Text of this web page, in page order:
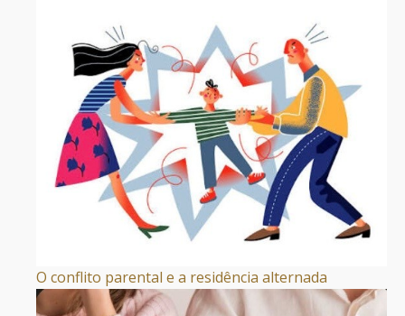
O conflito parental e a residência alternada